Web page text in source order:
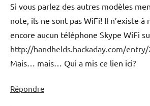
Si vous parlez des autres modèles
note, ils ne sont pas WiFi! Il n’existe à
encore aucun téléphone Skype WiFi
http://handhelds.hackaday.com/
Mais… mais… Qui a mis ce lien ici?
Répondre